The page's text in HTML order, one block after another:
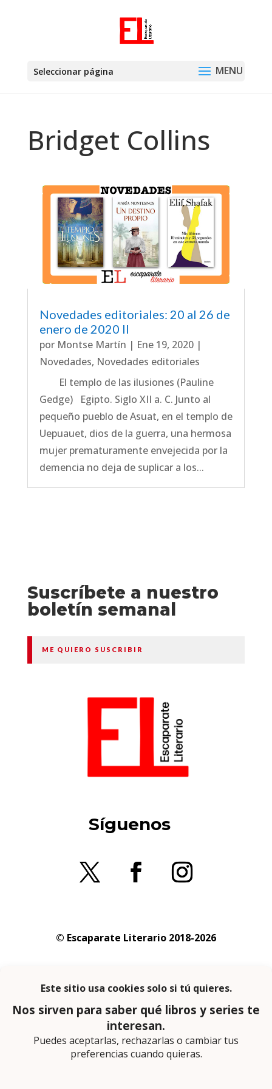
Seleccionar página
Bridget Collins
Novedades editoriales: 20 al 26 de
enero de 2020 II
por Montse Martín | Ene 19, 2020|
Novedades, Novedades editoriales
El templo de las ilusiones (Pauline
Gedge) Egipto. Siglo XII a. C. Junto al
pequeño pueblo de Asuat, en el templo de
Uepuauet, dios de la guerra, una hermosa
mujer prematuramente envejecida por la
demencia no deja de suplicar a los...
Suscríbete a nuestro
boletín semanal
ME QUIERO SUSCRIBIR
Síguenos
© Escaparate Literario 2018-2026
privacidad
En calidad de afiliado de Amazon obtengo
ingresos por las compras adscritas que